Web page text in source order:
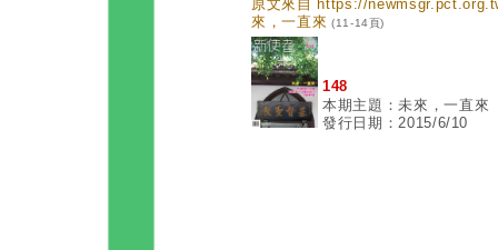
原文來自 https://
來，一直來 (11-14頁)
148
本期主題：未來，一直來
發行日期：2015/6/10